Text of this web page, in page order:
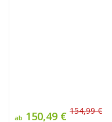
ab 150,49 € 154,99 €